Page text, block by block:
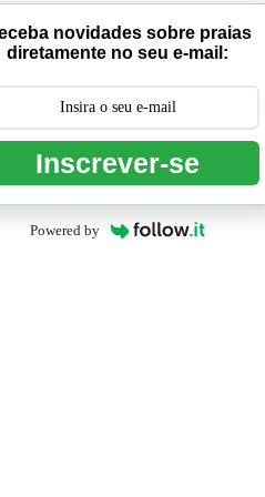
novidades sobre praias
diretamente no seu e-mail:
Inscrever-se
Powered by